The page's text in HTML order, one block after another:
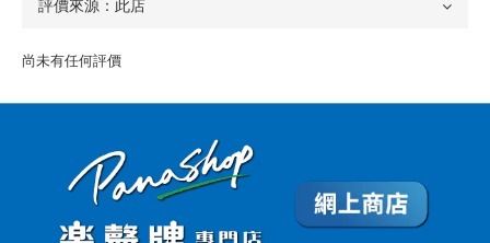
尚未有任何評價